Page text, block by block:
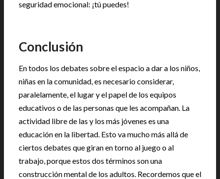
seguridad emocional: ¡tú puedes!
Conclusión
En todos los debates sobre el espacio a dar a los niños,
niñas en la comunidad, es necesario considerar,
paralelamente, el lugar y el papel de los equipos
educativos o de las personas que les acompañan. La
actividad libre de las y los más jóvenes es una
educación en la libertad. Esto va mucho más allá de
ciertos debates que giran en torno al juego o al
trabajo, porque estos dos términos son una
construcción mental de los adultos. Recordemos que el